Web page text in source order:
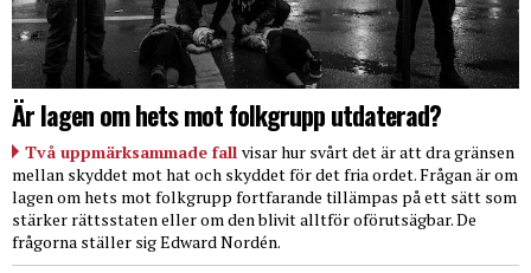
Är lagen om hets mot folkgrupp utdaterad?
Två uppmärksammade fall visar hur svårt det är att dra gränsen
mellan skyddet mot hat och skyddet för det fria ordet. Frågan är om
lagen om hets mot folkgrupp fortfarande tillämpas på ett sätt som
stärker rättsstaten eller om den blivit alltför oförutsägbar. De
frågorna ställer sig Edward Nordén.